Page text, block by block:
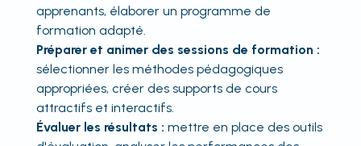
apprenants, élaborer un programme de
formation adapté.
Préparer et animer des sessions de formation :
sélectionner les méthodes pédagogiques
appropriées, créer des supports de cours
attractifs et interactifs.
Évaluer les résultats : mettre en place des outils